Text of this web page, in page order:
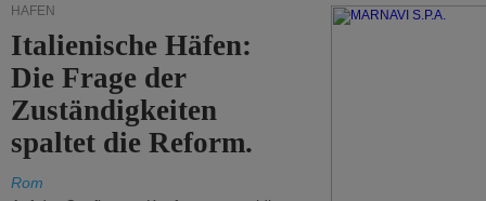
HÄFEN
Italienische Häfen:
Die Frage der
Zuständigkeiten
spaltet die Reform.
Rom